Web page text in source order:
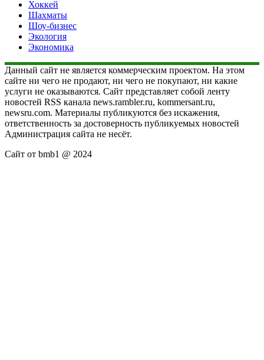
Хоккей
Шахматы
Шоу-бизнес
Экология
Экономика
Данный сайт не является коммерческим проектом. На этом
сайте ни чего не продают, ни чего не покупают, ни какие
услуги не оказываются. Сайт представляет собой ленту
новостей RSS канала news.rambler.ru, kommersant.ru,
newsru.com. Материалы публикуются без искажения,
ответственность за достоверность публикуемых новостей
Администрация сайта не несёт.
Сайт от bmb1 @ 2024